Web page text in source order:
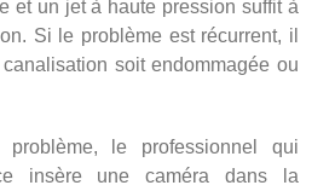
et un jet à haute pression suffit à
Si le problème est récurrent, il
soit endommagée ou
problème, le professionnel qui
insère une caméra dans la